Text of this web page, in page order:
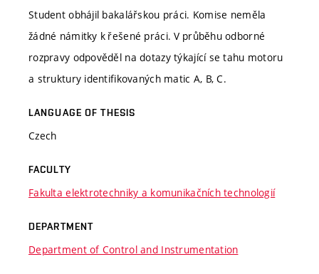
Student obhájil bakalářskou práci. Komise neměla
žádné námitky k řešené práci. V průběhu odborné
rozpravy odpověděl na dotazy týkající se tahu motoru
a struktury identifikovaných matic A, B, C.
LANGUAGE OF THESIS
Czech
FACULTY
Fakulta elektrotechniky a komunikačních technologií
DEPARTMENT
Department of Control and Instrumentation